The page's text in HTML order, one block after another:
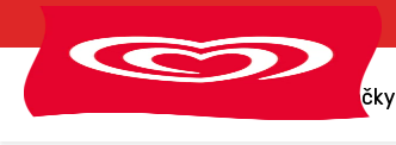
Naše značky